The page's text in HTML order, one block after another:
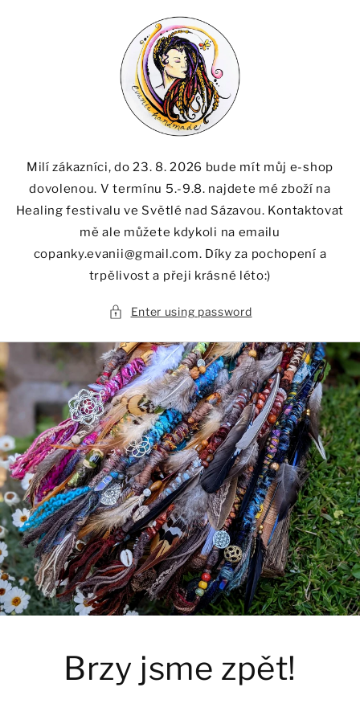
Milí zákazníci, do 23. 8. 2026 bude mít můj e-shop
dovolenou. V termínu 5.-9.8. najdete mé zboží na
Healing festivalu ve Světlé nad Sázavou. Kontaktovat
mě ale můžete kdykoli na emailu
copanky.evanii@gmail.com. Díky za pochopení a
trpělivost a přeji krásné léto:)
Enter using password
Brzy jsme zpět!